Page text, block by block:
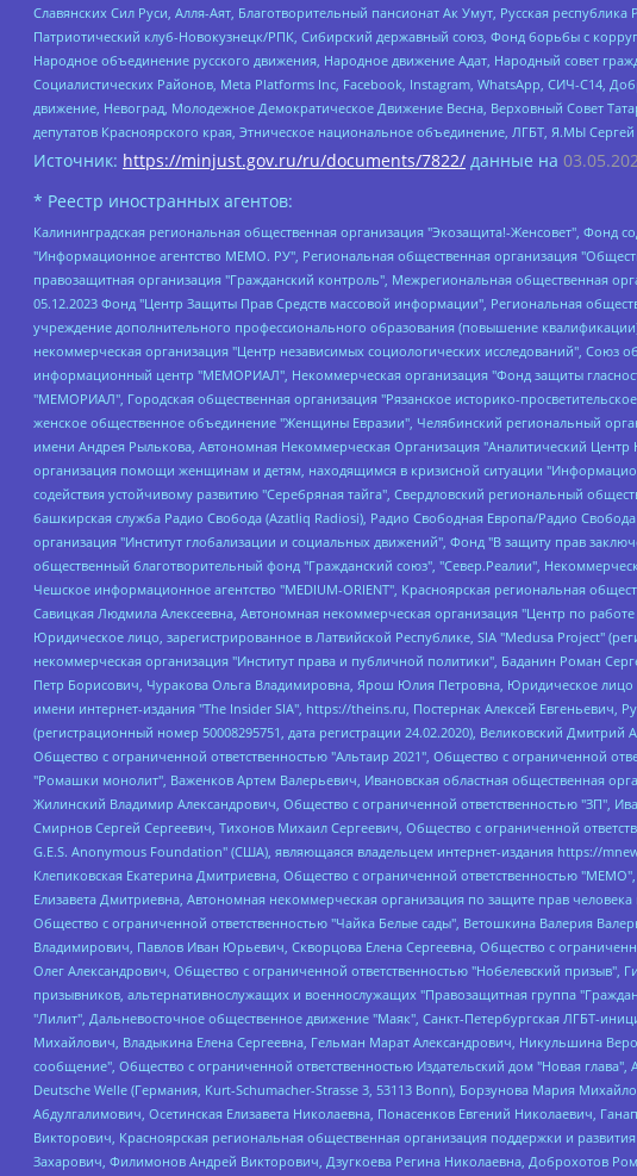
Славянских Сил Руси, Алля-Аят, Благотворительный пансионат Ак Умут, Русская
Патриотический клуб-Новокузнецк/РПК, Сибирский державный союз, Фонд борьбы с
Народное объединение русского движения, Народное движение Адат, Народный совет
Социалистических Районов, Meta Platforms Inc, Facebook, Instagram, WhatsApp, СИЧ-С14,
движение, Невоград, Молодежное Демократическое Движение Весна, Верховный Совет
депутатов Красноярского края, Этническое национальное объединение, ЛГБТ, Я.МЫ
Источник: https://minjust.gov.ru/ru/documents/7822/ данные на
* Реестр иностранных агентов:
Калининградская региональная общественная организация "Экозащита!-Женсовет", Фонд содействия защите прав и свобод граждан "Общественный вердикт", Фонд "Институт Развития Свободы Информации", Частное учреждение "Информационное агентство МЕМО. РУ", Региональная общественная организация "Общественная комиссия по сохранению наследия академика Сахарова", Фонд поддержки свободы прессы, Санкт-Петербургская общественная правозащитная организация "Гражданский контроль", Межрегиональная общественная организация "Информационно-просветительский центр "Мемориал", Региональный Фонд "Центр Защиты Прав Средств Массовой Информации", с 05.12.2023 Фонд "Центр Защиты Прав Средств массовой информации", Региональная общественная благотворительная организация помощи беженцам и мигрантам "Гражданское содействие", Негосударственное образовательное учреждение дополнительного профессионального образования (повышение квалификации) специалистов "АКАДЕМИЯ ПО ПРАВАМ ЧЕЛОВЕКА", Свердловская региональная общественная организация "Сутяжник", Автономная некоммерческая организация "Центр независимых социологических исследований", Союз общественных объединений "Российский исследовательский центр по правам человека", Региональное общественное учреждение научно-информационный центр "МЕМОРИАЛ", Некоммерческая организация "Фонд защиты гласности", Автономная некоммерческая организация "Институт прав человека", Городская общественная организация "Екатеринбургское общество "МЕМОРИАЛ", Городская общественная организация "Рязанское историко-просветительское и правозащитное общество "Мемориал" (Рязанский Мемориал), Челябинский региональный орган общественной самодеятельности – женское общественное объединение "Женщины Евразии", Челябинский региональный орган общественной самодеятельности "Уральская правозащитная группа", Фонд содействия защите здоровья и социальной справедливости имени Андрея Рылькова, Автономная Некоммерческая Организация "Аналитический Центр Юрия Левады", Автономная некоммерческая организация социальной поддержки населения "Проект Апрель", Региональная общественная организация помощи женщинам и детям, находящимся в кризисной ситуации "Информационно-методический центр "Анна", Фонд содействия развитию массовых коммуникаций и правовому просвещению "Так-так-Так", Фонд содействия устойчивому развитию "Серебряная тайга", Свердловский региональный общественный фонд социальных проектов "Новое время", "Idel.Реалии", Кавказ.Реалии, Крым.Реалии, Телеканал Настоящее Время, Татаро-башкирская служба Радио Свобода (Azatliq Radiosi), Радио Свободная Европа/Радио Свобода (PCE/PC), "Сибирь.Реалии", "Фактограф", Благотворительный фонд помощи осужденным и их семьям, Автономная некоммерческая организация "Институт глобализации и социальных движений", Фонд "В защиту прав заключенных", Частное учреждение "Центр поддержки и содействия развитию средств массовой информации", Пензенский региональный общественный благотворительный фонд "Гражданский союз", "Север.Реалии", Некоммерческая организация Фонд "Правовая инициатива", Общество с ограниченной ответственностью "Радио Свободная Европа/Радио Свобода", Чешское информационное агентство "MEDIUM-ORIENT", Красноярская региональная общественная организация "Мы против СПИДа", Камалягин Денис Николаевич, Маркелов Сергей Евгеньевич, Пономарев Лев Александрович, Савицкая Людмила Алексеевна, Автономная некоммерческая организация "Центр по работе с проблемой насилия "НАСИЛИЮ.НЕТ", Межрегиональный профессиональный союз работников здравоохранения "Альянс врачей", Юридическое лицо, зарегистрированное в Латвийской Республике, SIA "Medusa Project" (регистрационный номер 40103797863, дата регистрации 10.06.2014), Некоммерческая организация "Фонд по борьбе с коррупцией", Автономная некоммерческая организация "Институт права и публичной политики", Баданин Роман Сергеевич, Гликин Максим Александрович, Железнова Мария Михайловна, Лукьянова Юлия Сергеевна,